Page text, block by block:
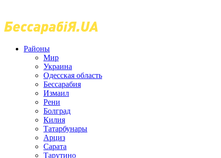
Районы
Мир
Украина
Одесская область
Бессарабия
Измаил
Рени
Болград
Килия
Татарбунары
Арциз
Сарата
Тарутино